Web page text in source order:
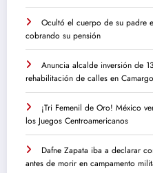
Ocultó el cuerpo de su padre
cobrando su pensión
Anuncia alcalde inversión de
rehabilitación de calles en Camargo
¡Tri Femenil de Oro! México
los Juegos Centroamericanos
Dafne Zapata iba a declarar
antes de morir en campamento